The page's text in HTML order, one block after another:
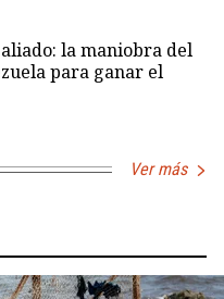
la maniobra del
para ganar el
Ver más